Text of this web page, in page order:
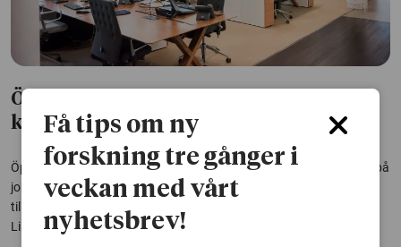
Ökad risk för mobbning i öppna
kontorslandskap
Öppna kontorslandskap medför en tydligt ökad risk för mobbning på
jobbet jämfört med om anställda har egna rum eller sitter
tillsammans med några få kollegor. Det framgår av forskning från
Linköpings universitet.
Få tips om ny
forskning tre gånger i
veckan med vårt
nyhetsbrev!